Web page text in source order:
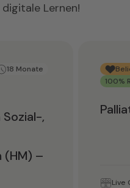
Lernen!
18 Monate
,
(HM) –
100%
Live